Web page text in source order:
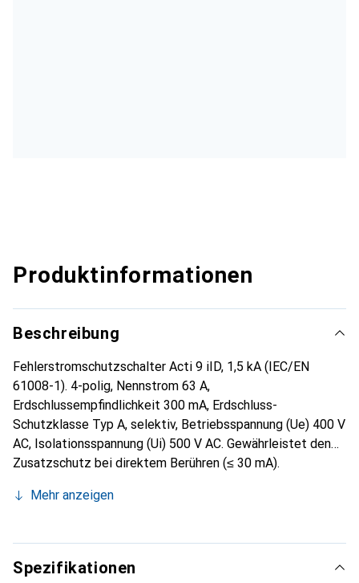
Produktinformationen
Beschreibung
Fehlerstromschutzschalter Acti 9 iID, 1,5 kA (IEC/EN
61008-1). 4-polig, Nennstrom 63 A,
Erdschlussempfindlichkeit 300 mA, Erdschluss-
Schutzklasse Typ A, selektiv, Betriebsspannung (Ue) 400 V
AC, Isolationsspannung (Ui) 500 V AC. Gewährleistet den
Zusatzschutz bei direktem Berühren (≤ 30 mA).
Isolationsfehlern (≥ 100 mA, ≤ 300 mA). Fehlerschutz in
Stromkreisen. Sprungschaltung für verschleissarmes
Schalten der Kontakte. Mit mechanischer frontseitiger
Fehlermeldeanzeige (VisiTrip) zur Anzeige von
Mehr anzeigen
Spezifikationen